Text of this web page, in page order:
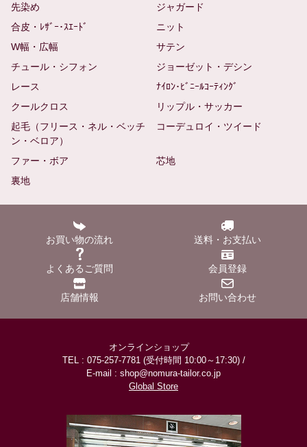
先染め
ジャガード
合皮・ﾚｻﾞｰ･ｽｴｰﾄﾞ
ニット
W幅・広幅
サテン
チュール・シフォン
ジョーゼット・デシン
レース
ﾅｲﾛﾝ･ﾋﾞﾆｰﾙｺｰﾃｨﾝｸﾞ
クールクロス
リップル・サッカー
起毛（フリース・ネル・ベッチ
ン・ベロア）
コーデュロイ・ツイード
ファー・ボア
芯地
裏地
お買い物の流れ 送料・お支払い
よくあるご質問 会員登録
店舗情報 お問い合わせ
オンラインショップ
TEL : 075-257-7781 (受付時間 10:00～17:30) /
E-mail : shop@nomura-tailor.co.jp
Global Store